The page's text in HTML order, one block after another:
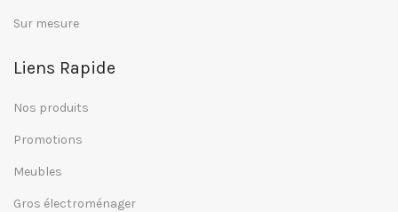
Sur mesure
Liens Rapide
Nos produits
Promotions
Meubles
Gros électroménager